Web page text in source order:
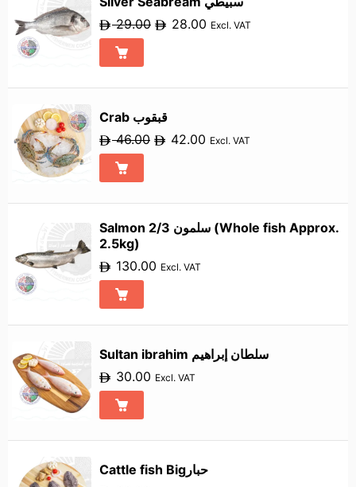
29.00
28.00 Excl. VAT
Crab قبقوب
46.00
42.00 Excl. VAT
Salmon 2/3 سلمون (Whole fish Approx.
2.5kg)
130.00 Excl. VAT
Sultan ibrahim سلطان إبراهيم
30.00 Excl. VAT
Cattle fish Bigحبار